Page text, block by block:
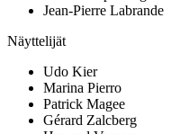
Jean-Pierre Labrande
Näyttelijät
Udo Kier
Marina Pierro
Patrick Magee
Gérard Zalcberg